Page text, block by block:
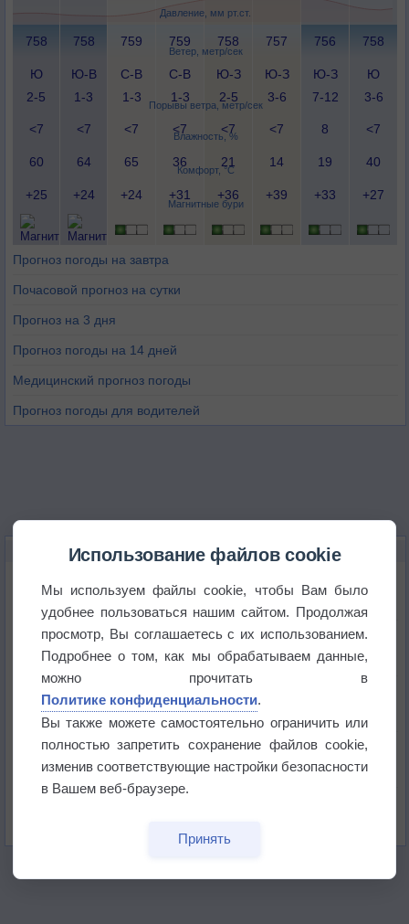
Давление, мм рт.ст.
Ветер, метр/сек
Порывы ветра, метр/сек
Влажность, %
Комфорт, °C
Магнитные бури
758 758 759 759 758 757 756 758
Ю
2-5
Ю-В
1-3
С-В
1-3
С-В
1-3
Ю-З
2-5
Ю-З
3-6
Ю-З
7-12
Ю
3-6
<7 <7 <7 <7 <7 <7 8 <7
60 64 65 36 21 14 19 40
+25 +24 +24 +31 +36 +39 +33 +27
Прогноз погоды на завтра
Почасовой прогноз на сутки
Прогноз на 3 дня
Прогноз погоды на 14 дней
Медицинский прогноз погоды
Прогноз погоды для водителей
НОВОЕ О ПОГОДЕ
Приложение построит маршрут через тень
Атмосфера начала замерзать
В Приморье обнаружены морские волны тепла
Изменение климата повлияло на ареал обитания
Использование файлов cookie
Мы используем файлы cookie, чтобы Вам было
удобнее пользоваться нашим сайтом. Продолжая
просмотр, Вы соглашаетесь с их использованием.
Подробнее о том, как мы обрабатываем данные,
можно прочитать в
Политике конфиденциальности.
Вы также можете самостоятельно ограничить или
полностью запретить сохранение файлов cookie,
изменив соответствующие настройки безопасности
в Вашем веб-браузере.
Принять